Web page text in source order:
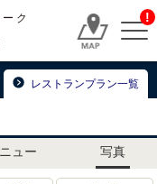
ク !
レストランプラン一覧
ュー 写真